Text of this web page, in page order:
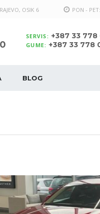
PON -
OSIK 6
SERVIS: +387 33 778
GUME: +387 33 778
BLOG